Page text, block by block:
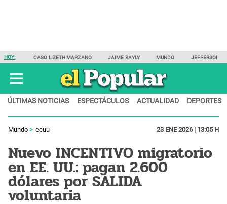
HOY: CASO LIZETH MARZANO JAIME BAYLY MUNDO JEFFERSON
ÚLTIMAS NOTICIAS ESPECTÁCULOS ACTUALIDAD DEPORTES
Mundo eeuu 23 ENE 2026 | 13:05 H
Nuevo INCENTIVO migratorio
en EE. UU.: pagan 2.600
dólares por SALIDA
voluntaria